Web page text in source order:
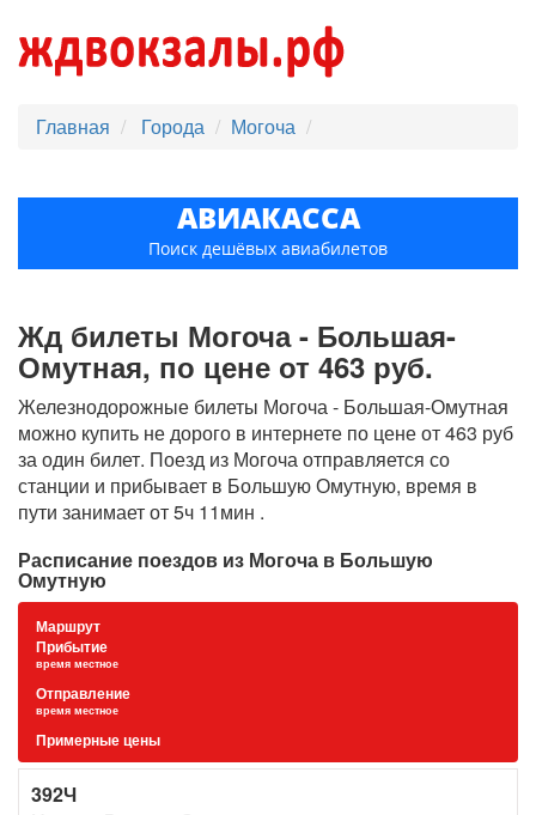
Главная Города Могоча
АВИАКАССА
Поиск дешёвых авиабилетов
Жд билеты Могоча - Большая-
Омутная, по цене от 463 руб.
Железнодорожные билеты Могоча - Большая-Омутная
можно купить не дорого в интернете по цене от 463 руб
за один билет. Поезд из Могоча отправляется со
станции и прибывает в Большую Омутную, время в
пути занимает от 5ч 11мин .
Расписание поездов из Могоча в Большую
Омутную
Маршрут
Прибытие
время местное
Отправление
время местное
Примерные цены
392Ч